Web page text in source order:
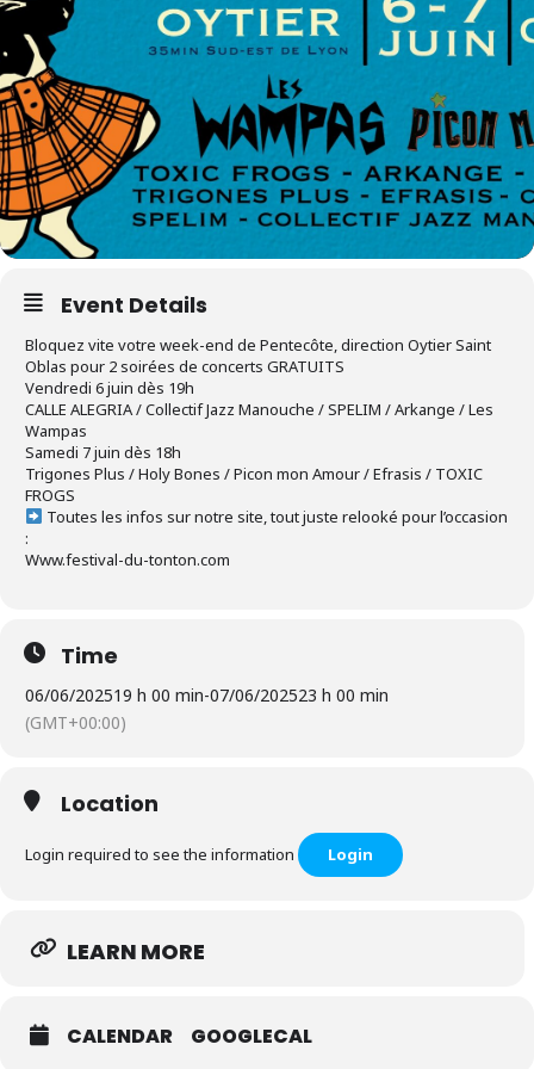
Event Details
Bloquez vite votre week-end de Pentecôte, direction Oytier Saint
Oblas pour 2 soirées de concerts GRATUITS
Vendredi 6 juin dès 19h
CALLE ALEGRIA / Collectif Jazz Manouche / SPELIM / Arkange / Les
Wampas
Samedi 7 juin dès 18h
Trigones Plus / Holy Bones / Picon mon Amour / Efrasis / TOXIC
FROGS
Toutes les infos sur notre site, tout juste relooké pour l’occasion
:
Www.festival-du-tonton.com
Time
06/06/202519 h 00 min-07/06/202523 h 00 min
(GMT+00:00)
Location
Login required to see the information Login
LEARN MORE
CALENDAR GOOGLECAL